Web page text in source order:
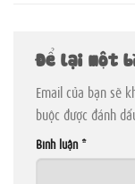
Để lại một
Email của bạn sẽ
buộc được đánh
Bình luận *